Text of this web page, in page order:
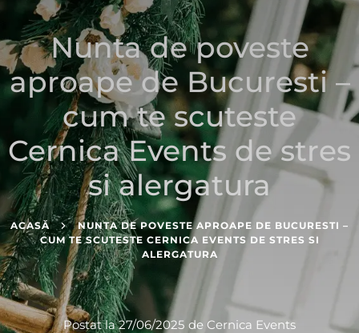
Nunta de poveste
aproape de Bucuresti –
cum te scuteste
Cernica Events de stres
si alergatura
ACASĂ
NUNTA DE POVESTE APROAPE DE BUCURESTI –
CUM TE SCUTESTE CERNICA EVENTS DE STRES SI
ALERGATURA
Postat la27/06/2025 de Cernica Events